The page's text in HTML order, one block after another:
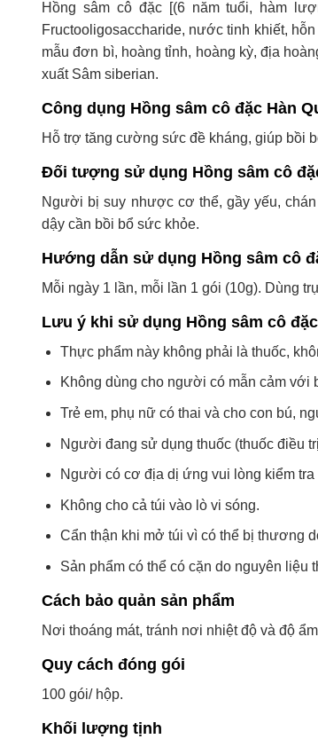
Hồng sâm cô đặc [(6 năm tuổi, hàm
Fructooligosaccharide, nước tinh khiết,
mẫu đơn bì, hoàng tỉnh, hoàng kỳ, địa
xuất Sâm siberian.
Công dụng Hồng sâm cô đặc Hàn
Hỗ trợ tăng cường sức đề kháng, giúp bồi
Đối tượng sử dụng Hồng sâm cô
Người bị suy nhược cơ thể, gầy yếu,
dậy cần bồi bổ sức khỏe.
Hướng dẫn sử dụng Hồng sâm cô
Mỗi ngày 1 lần, mỗi lần 1 gói (10g). Dùng
Lưu ý khi sử dụng Hồng sâm cô đặc
Thực phẩm này không phải là thuốc,
Không dùng cho người có mẫn cảm với
Trẻ em, phụ nữ có thai và cho con bú,
Người đang sử dụng thuốc (thuốc điều
Người có cơ địa dị ứng vui lòng kiểm
Không cho cả túi vào lò vi sóng.
Cẩn thận khi mở túi vì có thể bị thương
Sản phẩm có thể có cặn do nguyên
Cách bảo quản sản phẩm
Nơi thoáng mát, tránh nơi nhiệt độ và độ
Quy cách đóng gói
100 gói/ hộp.
Khối lượng tịnh